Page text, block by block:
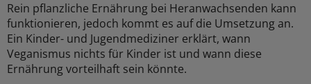
Rein pflanzliche Ernährung bei Heranwachsenden kann
funktionieren, jedoch kommt es auf die Umsetzung an.
Ein Kinder- und Jugendmediziner erklärt, wann
Veganismus nichts für Kinder ist und wann diese
Ernährung vorteilhaft sein könnte.